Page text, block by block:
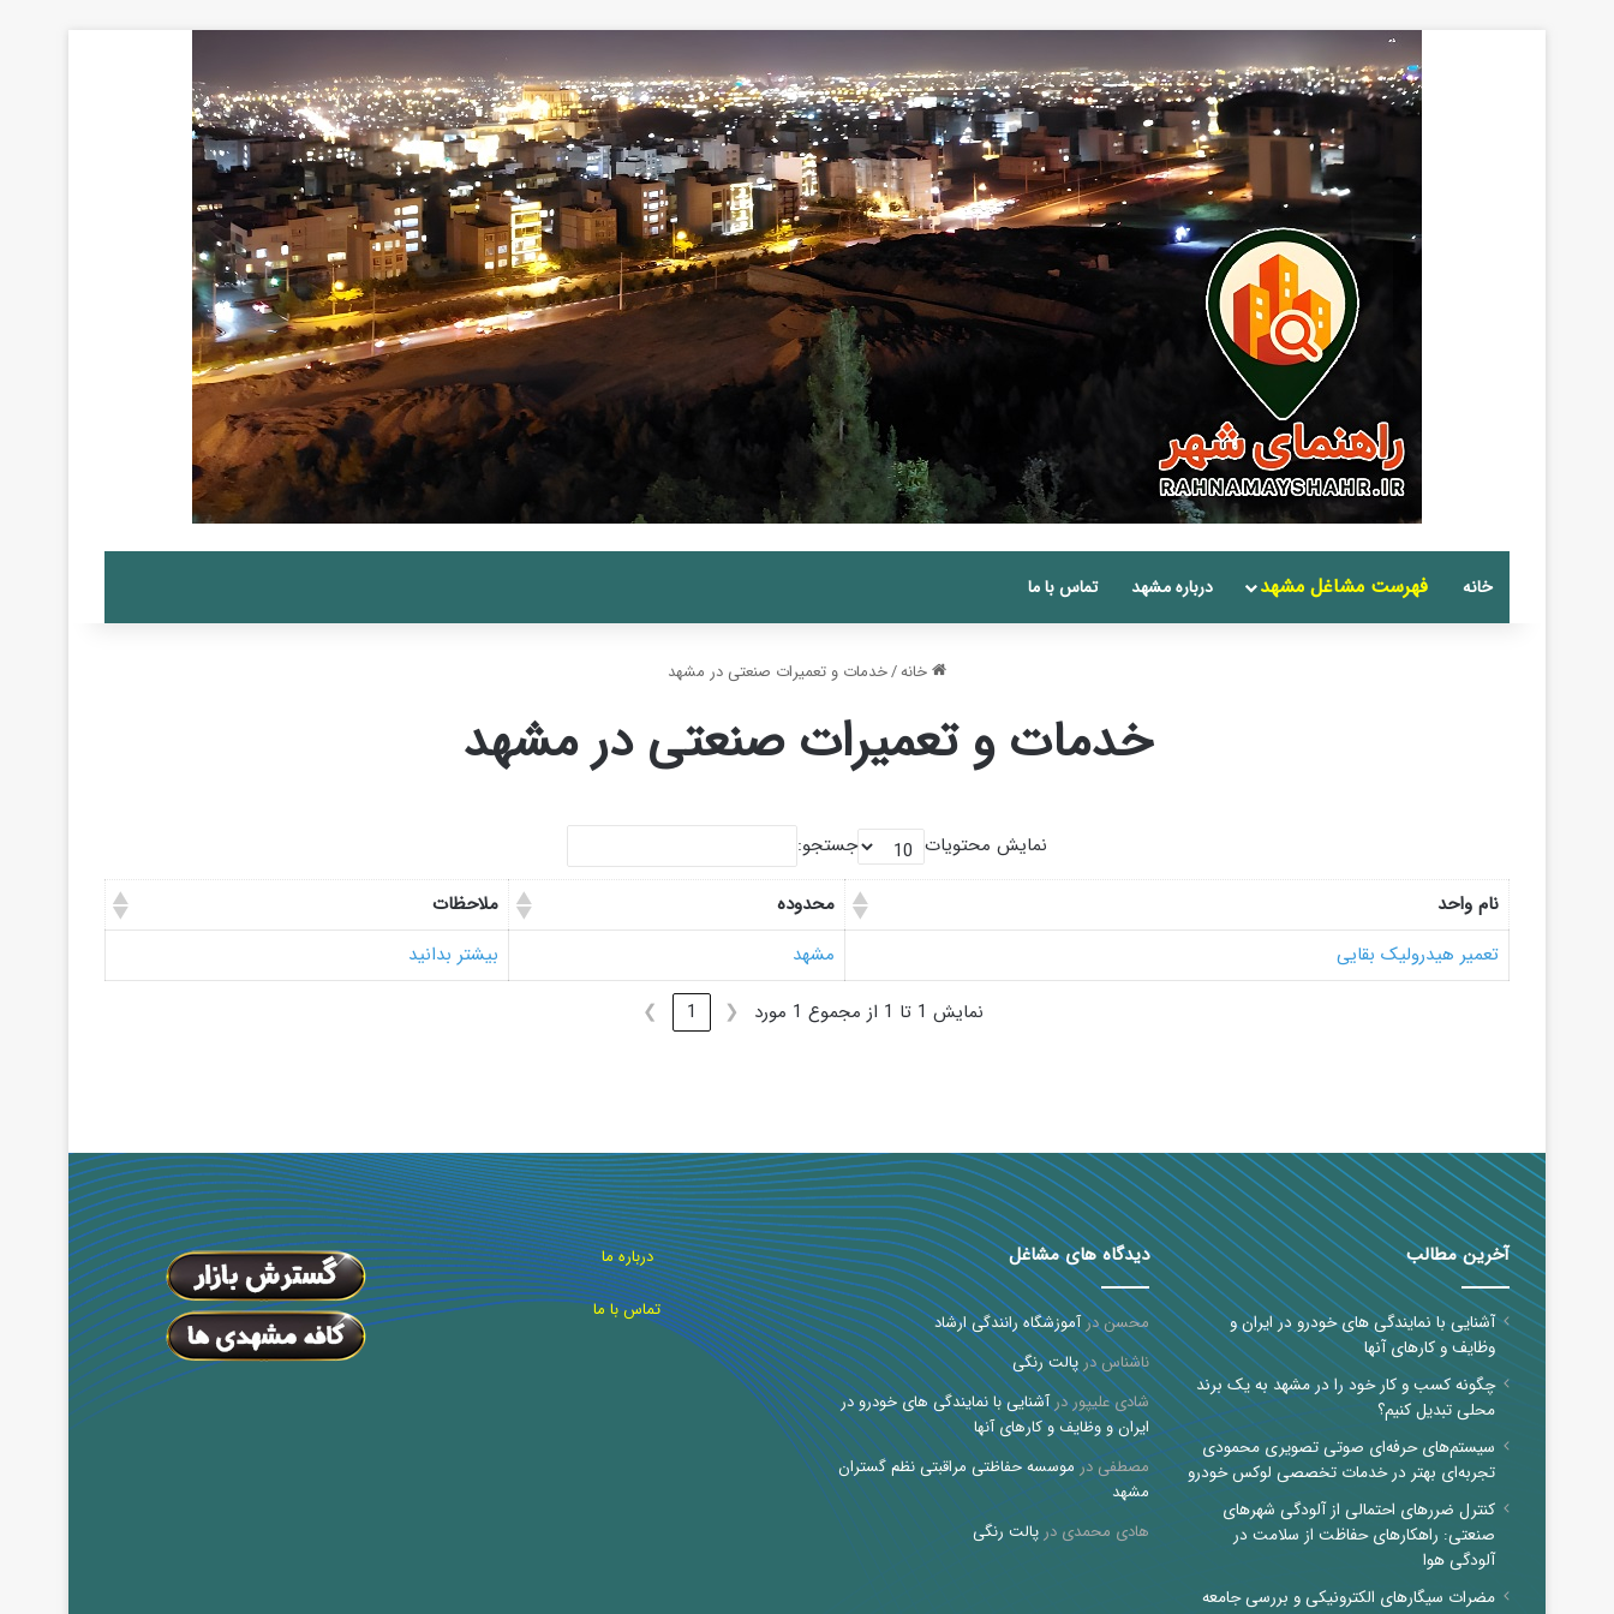
خانه فهرست مشاغل مشهد درباره مشهد تماس با ما
خانه/خدمات و تعمیرات صنعتی در مشهد
خدمات و تعمیرات صنعتی در مشهد
نمایش محتویات جستجو:
نام واحد محدوده
ملاحظات
تعمیر هیدرولیک بقایی
مشهد
بیشتر بدانید
نمایش 1 تا 1 از مجموع 1 مورد
❮
1
❯
آخرین مطالب
آشنایی با نمایندگی های خودرو در ایران و
وظایف و کارهای آنها
چگونه کسب و کار خود را در مشهد به یک برند
محلی تبدیل کنیم؟
سیستم‌های حرفه‌ای صوتی تصویری محمودی
تجربه‌ای بهتر در خدمات تخصصی لوکس خودرو
کنترل ضررهای احتمالی از آلودگی شهرهای
صنعتی: راهکارهای حفاظت از سلامت در
آلودگی هوا
مضرات سیگارهای الکترونیکی و بررسی جامعه
دیدگاه های مشاغل
محسندرآموزشگاه رانندگی ارشاد
ناشناسدرپالت رنگی
شادی علیپوردرآشنایی با نمایندگی های خودرو در
ایران و وظایف و کارهای آنها
مصطفی درموسسه حفاظتی مراقبتی نظم گستران
مشهد
هادی محمدی در پالت رنگی
درباره ما
تماس با ما